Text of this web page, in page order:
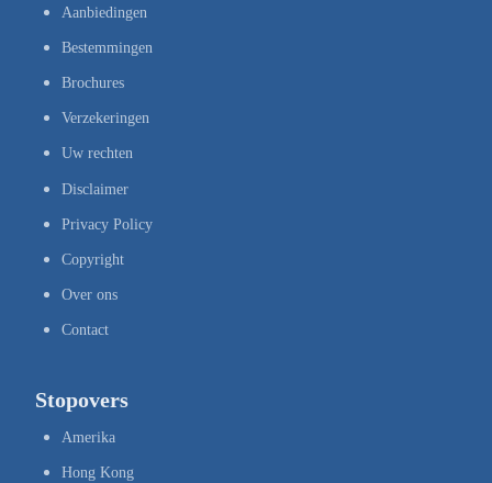
Aanbiedingen
Bestemmingen
Brochures
Verzekeringen
Uw rechten
Disclaimer
Privacy Policy
Copyright
Over ons
Contact
Stopovers
Amerika
Hong Kong